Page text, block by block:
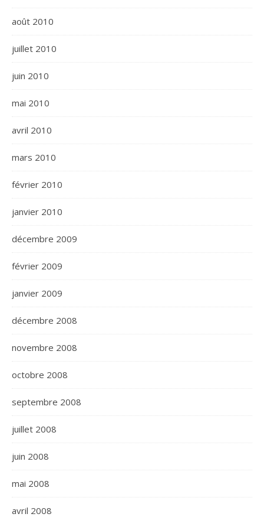
août 2010
juillet 2010
juin 2010
mai 2010
avril 2010
mars 2010
février 2010
janvier 2010
décembre 2009
février 2009
janvier 2009
décembre 2008
novembre 2008
octobre 2008
septembre 2008
juillet 2008
juin 2008
mai 2008
avril 2008